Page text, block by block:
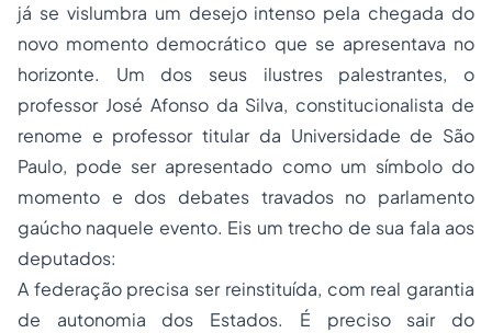
já se vislumbra um desejo intenso pela chegada do
novo momento democrático que se apresentava no
horizonte. Um dos seus ilustres palestrantes, o
professor José Afonso da Silva, constitucionalista de
renome e professor titular da Universidade de São
Paulo, pode ser apresentado como um símbolo do
momento e dos debates travados no parlamento
gaúcho naquele evento. Eis um trecho de sua fala aos
deputados:
A federação precisa ser reinstituída, com real garantia
de autonomia dos Estados. É preciso sair do